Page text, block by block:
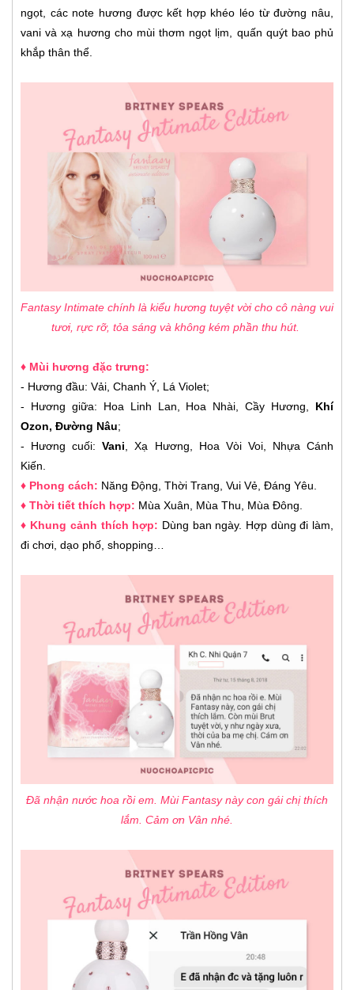
ngọt, các note hương được kết hợp khéo léo từ đường nâu,
vani và xạ hương cho mùi thơm ngọt lịm, quấn quýt bao phủ
khắp thân thể.
Fantasy Intimate chính là kiểu hương tuyệt vời cho cô nàng vui
tươi, rực rỡ, tỏa sáng và không kém phần thu hút.
♦ Mùi hương đặc trưng:
- Hương đầu: Vải, Chanh Ý, Lá Violet;
- Hương giữa: Hoa Linh Lan, Hoa Nhài, Cầy Hương, Khí
Ozon, Đường Nâu;
- Hương cuối:Vani , Xạ Hương, Hoa Vòi Voi, Nhựa Cánh
Kiến.
♦ Phong cách: Năng Động, Thời Trang, Vui Vẻ, Đáng Yêu.
♦ Thời tiết thích hợp: Mùa Xuân, Mùa Thu, Mùa Đông.
♦ Khung cảnh thích hợp: Dùng ban ngày. Hợp dùng đi làm,
đi chơi, dạo phố, shopping…
Đã nhận nước hoa rồi em. Mùi Fantasy này con gái chị thích
lắm. Cảm ơn Vân nhé.